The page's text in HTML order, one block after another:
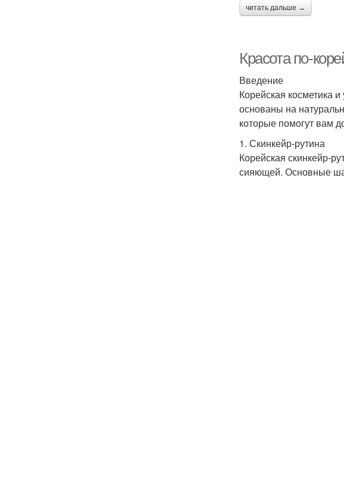
читать дальше →
Красота по-
Введение
Корейская косметика
основаны на
которые помогут вам
1. Скинкейр-рутина
Корейская скинкейр-
сияющей. Основные